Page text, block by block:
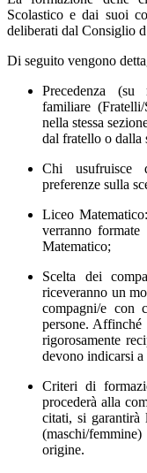
Scolastico e dai suoi
deliberati dal Consiglio
Di seguito vengono
Precedenza
familiare
nella stessa
dal fratello o dalla
Chi usufruisce
preferenze sulla
Liceo
verranno
Matematico;
Scelta dei
riceveranno un
compagni/e con
persone. Affinché
rigorosamente
devono indicarsi a
Criteri di
procederà alla
citati, si garantirà
(maschi/
origine.